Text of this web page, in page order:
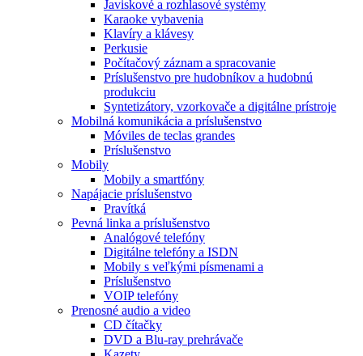
Javiskové a rozhlasové systémy
Karaoke vybavenia
Klavíry a klávesy
Perkusie
Počítačový záznam a spracovanie
Príslušenstvo pre hudobníkov a hudobnú
produkciu
Syntetizátory, vzorkovače a digitálne prístroje
Mobilná komunikácia a príslušenstvo
Móviles de teclas grandes
Príslušenstvo
Mobily
Mobily a smartfóny
Napájacie príslušenstvo
Pravítká
Pevná linka a príslušenstvo
Analógové telefóny
Digitálne telefóny a ISDN
Mobily s veľkými písmenami a
Príslušenstvo
VOIP telefóny
Prenosné audio a video
CD čítačky
DVD a Blu-ray prehrávače